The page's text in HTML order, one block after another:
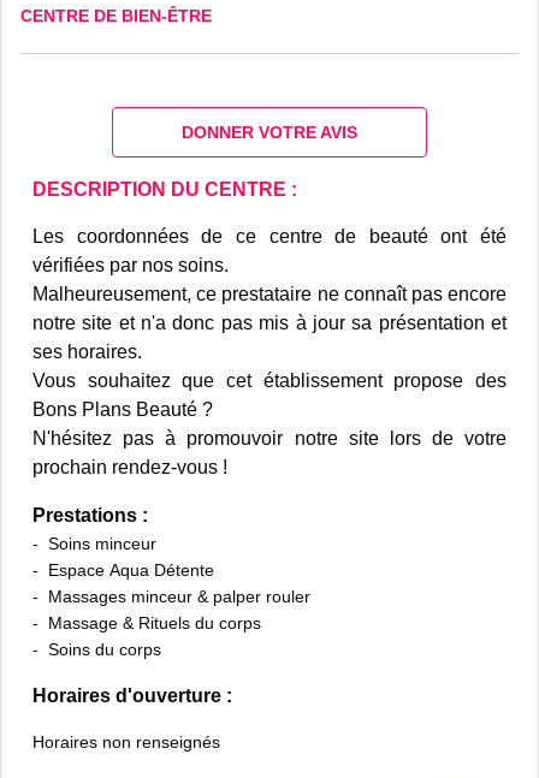
CENTRE DE BIEN-ÊTRE
DONNER VOTRE AVIS
DESCRIPTION DU CENTRE :
Les coordonnées de ce centre de beauté ont été
vérifiées par nos soins.
Malheureusement, ce prestataire ne connaît pas encore
notre site et n'a donc pas mis à jour sa présentation et
ses horaires.
Vous souhaitez que cet établissement propose des
Bons Plans Beauté ?
N'hésitez pas à promouvoir notre site lors de votre
prochain rendez-vous !
Prestations :
Soins minceur
Espace Aqua Détente
Massages minceur & palper rouler
Massage & Rituels du corps
Soins du corps
Horaires d'ouverture :
Horaires non renseignés